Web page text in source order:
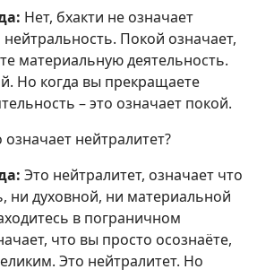
Нет, бхакти не означает
Покой означает,
материальную деятельность.
Но когда вы прекращаете
– это означает покой.
означает нейтралитет?
Это нейтралитет, означает что
ни духовной, ни материальной
в пограничном
что вы просто осознаёте,
Это нейтралитет. Но